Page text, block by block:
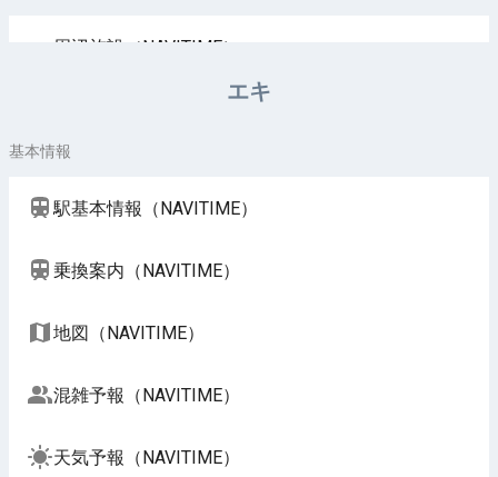
周辺施設（NAVITIME）
エキ
基本情報
駅基本情報（NAVITIME）
乗換案内（NAVITIME）
地図（NAVITIME）
混雑予報（NAVITIME）
天気予報（NAVITIME）